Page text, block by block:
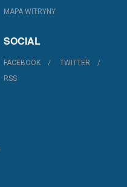
MAPA WITRYNY
SOCIAL
FACEBOOK
TWITTER
RSS